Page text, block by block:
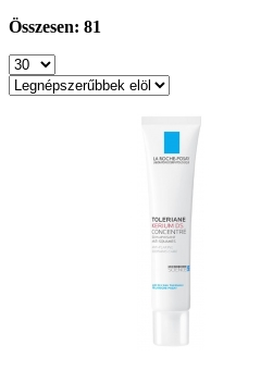
Összesen: 81